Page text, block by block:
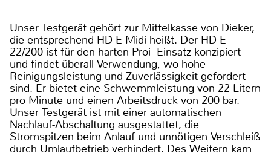
Unser Testgerät gehört zur Mittelkasse von Dieker,
die entsprechend HD-E Midi heißt. Der HD-E
22/200 ist für den harten Proi -Einsatz konzipiert
und findet überall Verwendung, wo hohe
Reinigungsleistung und Zuverlässigkeit gefordert
sind. Er bietet eine Schwemmleistung von 22 Litern
pro Minute und einen Arbeitsdruck von 200 bar.
Unser Testgerät ist mit einer automatischen
Nachlauf-Abschaltung ausgestattet, die
Stromspitzen beim Anlauf und unnötigen Verschleiß
durch Umlaufbetrieb verhindert. Des Weitern kam